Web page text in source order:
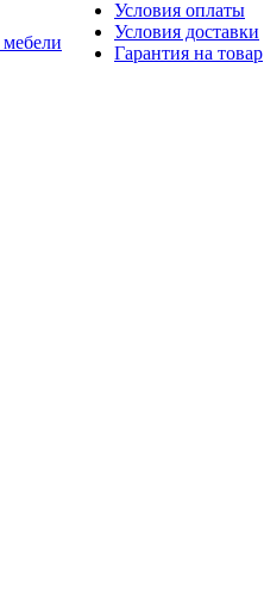
Условия оплаты
Условия доставки
Гарантия на товар